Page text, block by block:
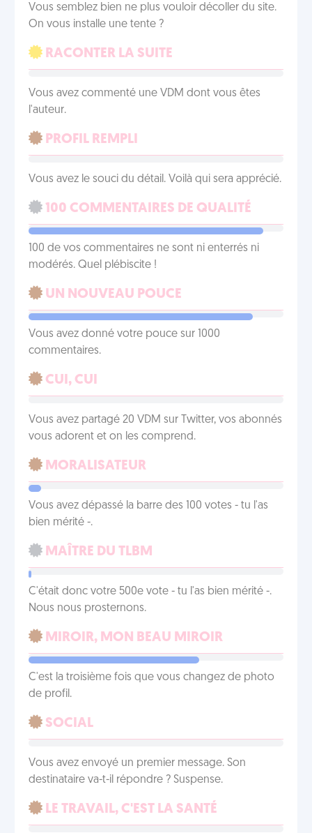
Vous semblez bien ne plus vouloir décoller du site.
On vous installe une tente ?
RACONTER LA SUITE
Vous avez commenté une VDM dont vous êtes
l'auteur.
PROFIL REMPLI
Vous avez le souci du détail. Voilà qui sera apprécié.
100 COMMENTAIRES DE QUALITÉ
100 de vos commentaires ne sont ni enterrés ni
modérés. Quel plébiscite !
UN NOUVEAU POUCE
Vous avez donné votre pouce sur 1000
commentaires.
CUI, CUI
Vous avez partagé 20 VDM sur Twitter, vos abonnés
vous adorent et on les comprend.
MORALISATEUR
Vous avez dépassé la barre des 100 votes - tu l'as
bien mérité -.
MAÎTRE DU TLBM
C'était donc votre 500e vote - tu l'as bien mérité -.
Nous nous prosternons.
MIROIR, MON BEAU MIROIR
C'est la troisième fois que vous changez de photo
de profil.
SOCIAL
Vous avez envoyé un premier message. Son
destinataire va-t-il répondre ? Suspense.
LE TRAVAIL, C'EST LA SANTÉ